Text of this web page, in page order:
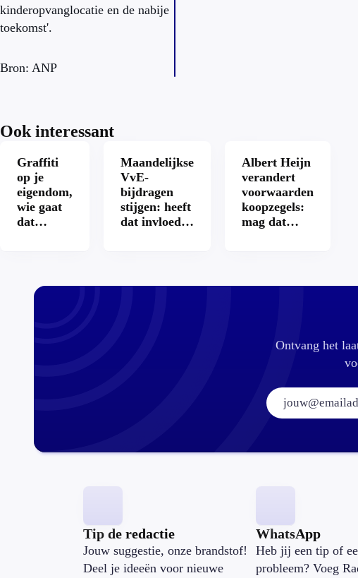
kinderopvanglocatie en de nabije
toekomst'.
Bron: ANP
Ook interessant
Graffiti
op je
eigendom,
wie gaat
dat
Maandelijkse
VvE-
bijdragen
stijgen: heeft
dat invloed
Albert Heijn
verandert
voorwaarden
koopzegels:
mag dat
Ontvang het
Tip de redactie
Jouw suggestie, onze brandstof!
Deel je ideeën voor nieuwe
WhatsApp
Heb jij een tip of
probleem? Voeg